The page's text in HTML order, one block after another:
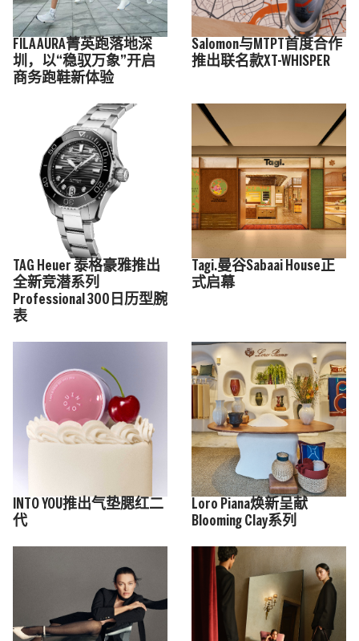
FILA AURA菁英跑落地深
圳，以“稳驭万象”开启
商务跑鞋新体验
Salomon与MTPT首度合作
推出联名款XT-WHISPER
TAG Heuer 泰格豪雅推出
全新竞潜系列
Professional 300日历型腕
表
Tagi.曼谷Sabaai House正
式启幕
INTO YOU推出气垫腮红二
代
Loro Piana焕新呈献
Blooming Clay系列